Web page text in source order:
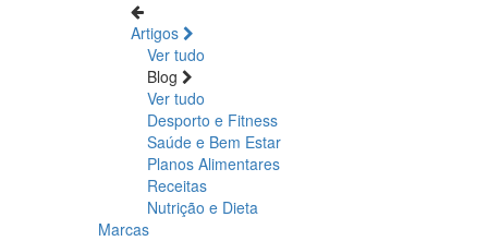
Artigos
Ver tudo
Blog
Ver tudo
Desporto e Fitness
Saúde e Bem Estar
Planos Alimentares
Receitas
Nutrição e Dieta
Marcas